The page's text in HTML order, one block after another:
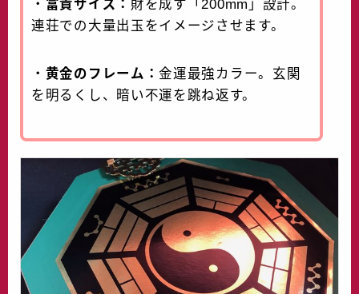
・ 富貴サイズ： 財を成す「200mm」設計。
連荘での大量出玉をイメージさせます。
・ 黄金のフレーム：金運最強カラー。玄関
を明るくし、暗い不運を跳ね返す。